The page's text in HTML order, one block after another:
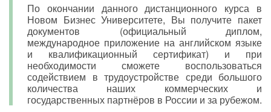
По окончании данного дистанционного курса в
Новом Бизнес Университете, Вы получите пакет
документов (официальный диплом,
международное приложение на английском языке
и квалификационный сертификат) и при
необходимости сможете воспользоваться
содействием в трудоустройстве среди большого
количества наших коммерческих и
государственных партнёров в России и за рубежом.